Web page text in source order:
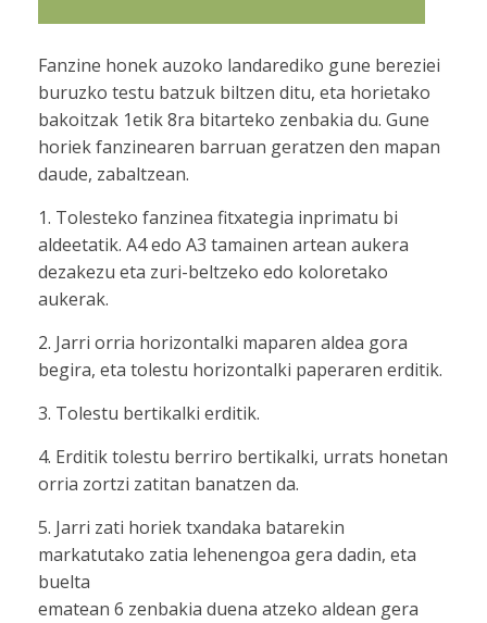
Fanzine honek auzoko landarediko gune bereziei
buruzko testu batzuk biltzen ditu, eta horietako
bakoitzak 1etik 8ra bitarteko zenbakia du. Gune
horiek fanzinearen barruan geratzen den mapan
daude, zabaltzean.
1. Tolesteko fanzinea fitxategia inprimatu bi
aldeetatik. A4 edo A3 tamainen artean aukera
dezakezu eta zuri-beltzeko edo koloretako
aukerak.
2. Jarri orria horizontalki maparen aldea gora
begira, eta tolestu horizontalki paperaren erditik.
3. Tolestu bertikalki erditik.
4. Erditik tolestu berriro bertikalki, urrats honetan
orria zortzi zatitan banatzen da.
5. Jarri zati horiek txandaka batarekin
markatutako zatia lehenengoa gera dadin, eta
buelta
ematean 6 zenbakia duena atzeko aldean gera